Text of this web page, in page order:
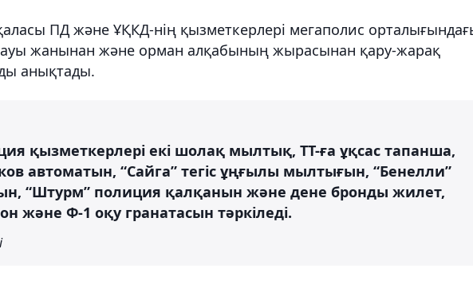
ПД және ҰҚКД-нің қызметкерлері мегаполис
жанынан және орман алқабының жырасынан қару-жарақ
анықтады.
қызметкерлері екі шолақ мылтық, ТТ-ға ұқсас тапанша,
автоматын, “Сайга” тегіс ұңғылы мылтығын, “Бенелли”
“Штурм” полиция қалқанын және дене бронды жилет,
және Ф-1 оқу гранатасын тәркіледі.